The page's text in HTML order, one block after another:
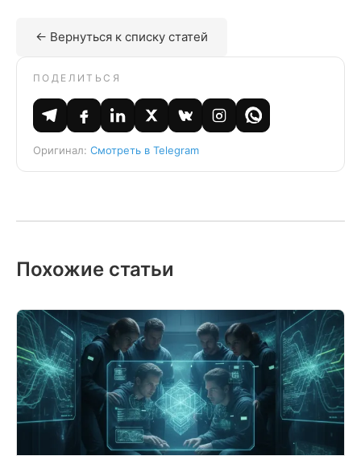
← Вернуться к списку статей
ПОДЕЛИТЬСЯ
Оригинал: Смотреть в Telegram
Похожие статьи